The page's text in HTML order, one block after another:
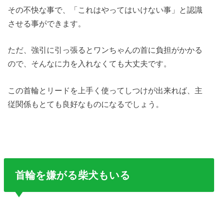
その不快な事で、「これはやってはいけない事」と認識
させる事ができます。
ただ、強引に引っ張るとワンちゃんの首に負担がかかる
ので、そんなに力を入れなくても大丈夫です。
この首輪とリードを上手く使ってしつけが出来れば、主
従関係もとても良好なものになるでしょう。
首輪を嫌がる柴犬もいる